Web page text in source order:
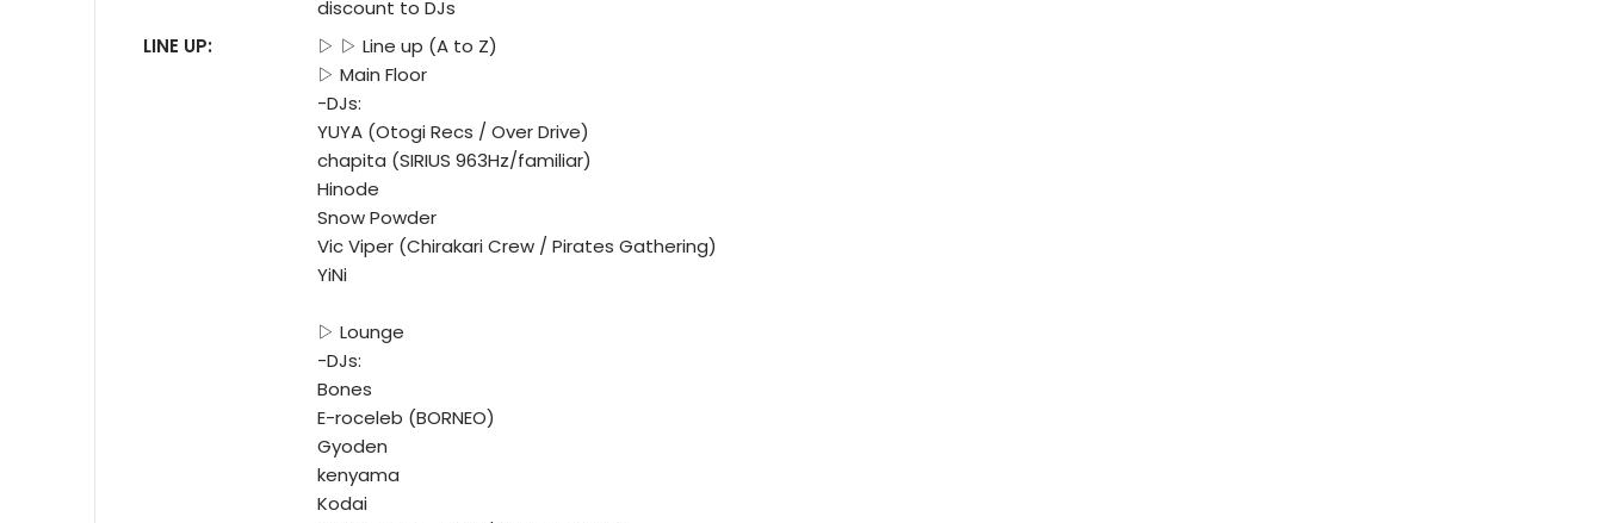
discount to DJs
LINE UP:
▷ ▷ Line up (A to Z)
▷ Main Floor
-DJs:
YUYA (Otogi Recs / Over Drive)
chapita (SIRIUS 963Hz/familiar)
Hinode
Snow Powder
Vic Viper (Chirakari Crew / Pirates Gathering)
YiNi
▷ Lounge
-DJs:
Bones
E-roceleb (BORNEO)
Gyoden
kenyama
Kodai